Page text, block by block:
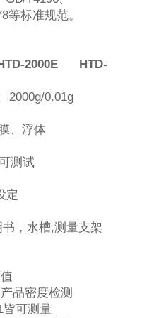
等标准规范。
-2000E HTD-
2000g/0.01g
、浮体
测试
定
，水槽,测量支架
品密度检测
皆可测量